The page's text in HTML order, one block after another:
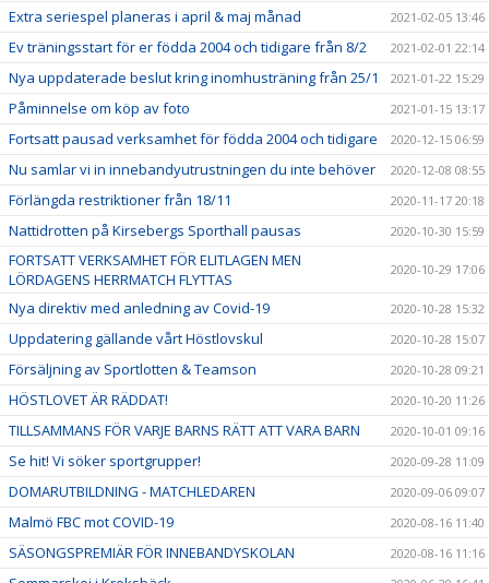
Extra seriespel planeras i april & maj månad 2021-02-05 13:46
Ev träningsstart för er födda 2004 och tidigare från 8/2 2021-02-01 22:14
Nya uppdaterade beslut kring inomhusträning från 25/1 2021-01-22 15:29
Påminnelse om köp av foto 2021-01-15 13:17
Fortsatt pausad verksamhet för födda 2004 och tidigare 2020-12-15 06:59
Nu samlar vi in innebandyutrustningen du inte behöver 2020-12-08 08:55
Förlängda restriktioner från 18/11 2020-11-17 20:18
Nattidrotten på Kirsebergs Sporthall pausas 2020-10-30 15:59
FORTSATT VERKSAMHET FÖR ELITLAGEN MEN
LÖRDAGENS HERRMATCH FLYTTAS
2020-10-29 17:06
Nya direktiv med anledning av Covid-19 2020-10-28 15:32
Uppdatering gällande vårt Höstlovskul 2020-10-28 15:07
Försäljning av Sportlotten & Teamson 2020-10-28 09:21
HÖSTLOVET ÄR RÄDDAT! 2020-10-20 11:26
TILLSAMMANS FÖR VARJE BARNS RÄTT ATT VARA BARN 2020-10-01 09:16
Se hit! Vi söker sportgrupper! 2020-09-28 11:09
DOMARUTBILDNING - MATCHLEDAREN 2020-09-06 09:07
Malmö FBC mot COVID-19 2020-08-16 11:40
SÄSONGSPREMIÄR FÖR INNEBANDYSKOLAN 2020-08-16 11:16